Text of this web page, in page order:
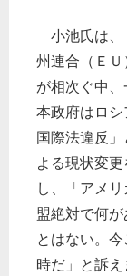
小池氏は、
州連合（ＥＵ
が相次ぐ中
本政府はロ
国際法違反
よる現状変
し、「アメ
盟絶対で何
とはない。
時だ」と訴え